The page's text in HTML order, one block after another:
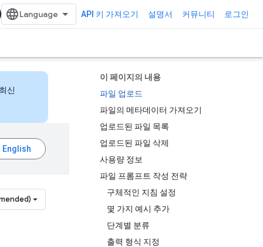
API 키 가져오기 설명서 커뮤니티 로그인
이 페이지의 내용
파일 업로드
파일의 메타데이터 가져오기
업로드된 파일 목록
업로드된 파일 삭제
사용량 정보
파일 프롬프트 작성 전략
구체적인 지침 설정
몇 가지 예시 추가
단계별 분류
출력 형식 지정
신